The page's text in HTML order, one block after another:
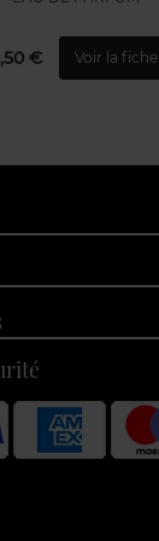
€ Voir la fiche